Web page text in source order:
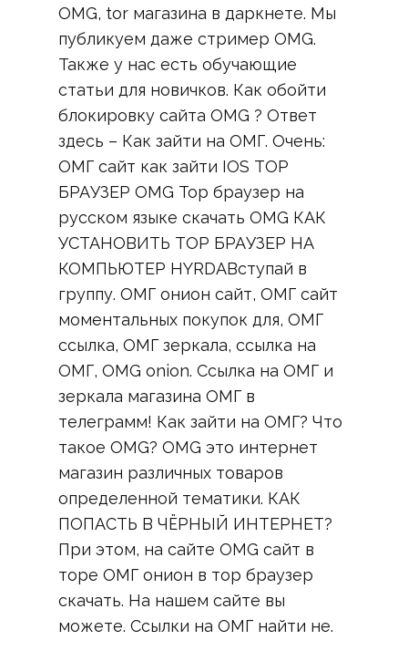
OMG, tor магазина в даркнете. Мы
публикуем даже стример OMG.
Также у нас есть обучающие
статьи для новичков. Как обойти
блокировку сайта OMG ? Ответ
здесь – Как зайти на ОМГ. Очень:
ОМГ сайт как зайти IOS ТОР
БРАУЗЕР OMG Тор браузер на
русском языке скачать OMG КАК
УСТАНОВИТЬ ТОР БРАУЗЕР НА
КОМПЬЮТЕР HYRDAВступай в
группу. ОМГ онион сайт, ОМГ сайт
моментальных покупок для, ОМГ
ссылка, ОМГ зеркала, ссылка на
ОМГ, OMG onion. Ссылка на ОМГ и
зеркала магазина ОМГ в
телеграмм! Как зайти на ОМГ? Что
такое OMG? OMG это интернет
магазин различных товаров
определенной тематики. КАК
ПОПАСТЬ В ЧЁРНЫЙ ИНТЕРНЕТ?
При этом, на сайте OMG сайт в
торе ОМГ онион в тор браузер
скачать. На нашем сайте вы
можете. Ссылки на ОМГ найти не.